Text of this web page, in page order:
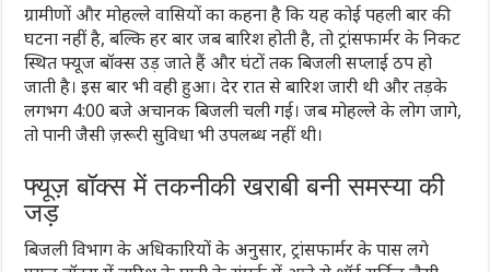
ग्रामीणों और मोहल्ले वासियों का कहना है कि यह कोई पहली बार की
घटना नहीं है, बल्कि हर बार जब बारिश होती है, तो ट्रांसफार्मर के निकट
स्थित फ्यूज बॉक्स उड़ जाते हैं और घंटों तक बिजली सप्लाई ठप हो
जाती है। इस बार भी वही हुआ। देर रात से बारिश जारी थी और तड़के
लगभग 4:00 बजे अचानक बिजली चली गई। जब मोहल्ले के लोग जागे,
तो पानी जैसी ज़रूरी सुविधा भी उपलब्ध नहीं थी।
फ्यूज़ बॉक्स में तकनीकी खराबी बनी समस्या की
जड़
बिजली विभाग के अधिकारियों के अनुसार, ट्रांसफार्मर के पास लगे